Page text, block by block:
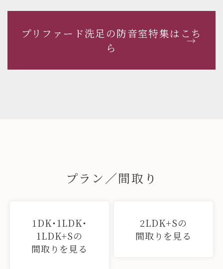
プリファード洗足の防音室特集はこち
ら
プラン／間取り
1DK・1LDK・
1LDK+Sの
間取りを見る
2LDK+Sの
間取りを見る